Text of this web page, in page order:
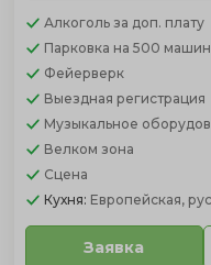
Алкоголь за доп. плату
Парковка на 500 машин
Фейерверк
Выездная регистрация
Музыкальное
Велком зона
Сцена
Кухня: Европейская,
Заявка